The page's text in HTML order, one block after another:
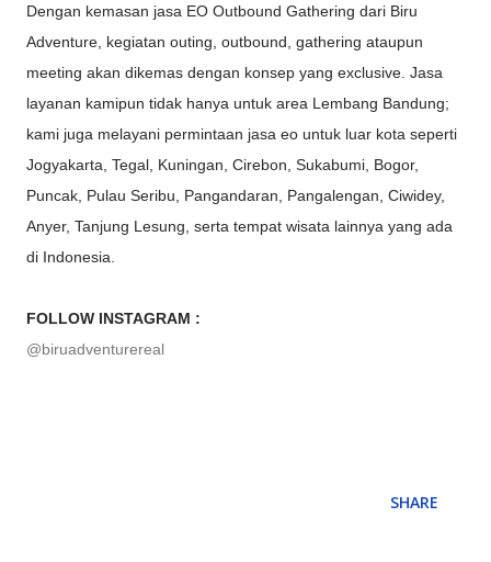
Dengan kemasan jasa EO Outbound Gathering dari Biru
Adventure, kegiatan outing, outbound, gathering ataupun
meeting akan dikemas dengan konsep yang exclusive. Jasa
layanan kamipun tidak hanya untuk area Lembang Bandung;
kami juga melayani permintaan jasa eo untuk luar kota seperti
Jogyakarta, Tegal, Kuningan, Cirebon, Sukabumi, Bogor,
Puncak, Pulau Seribu, Pangandaran, Pangalengan, Ciwidey,
Anyer, Tanjung Lesung, serta tempat wisata lainnya yang ada
di Indonesia.
FOLLOW INSTAGRAM :
@biruadventurereal
SHARE